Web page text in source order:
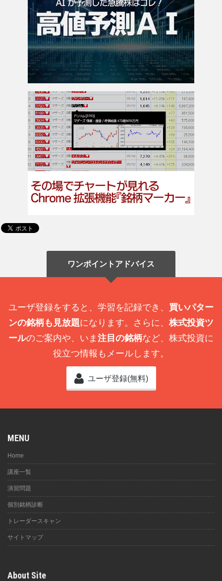
ワンポイントアドバイス
ユーザ登録をすると、学習を記録でき、 買いパター
ンの銘柄も見放題になります。さらに、 株式投資ツ
ールのご案内や、いま 注目の銘柄など、株式投資に
役立つ情報もメールします。
ユーザ登録(無料)
MENU
Home
講座一覧
演習問題
個別銘柄診断
トレーダースキャン
サイトマップ
About Site